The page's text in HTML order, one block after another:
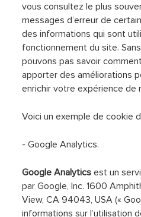
vous consultez le plus
messages d’erreur de
des informations qui sont
fonctionnement du site.
pouvons pas savoir
apporter des améliorations
enrichir votre expérience de
Voici un exemple de cookie
- Google Analytics.
Google Analytics est un
par Google, Inc. 1600
View, CA 94043, USA («
informations sur l’utilisation